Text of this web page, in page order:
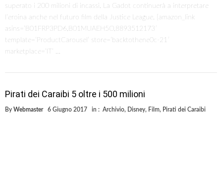
superato i 200 milioni di incassi. La Gadot continuerà a interpretare
l’eroina anche nel futuro film della Justice League. [amazon_link
asins=’B01FRP3PD6,B01MUAEH5O,8893512173′
template=’ProductCarousel’ store=’backtothene0c-21′
marketplace=’IT’ …
Pirati dei Caraibi 5 oltre i 500 milioni
By Webmaster 6 Giugno 2017 in : Archivio, Disney, Film, Pirati dei Caraibi